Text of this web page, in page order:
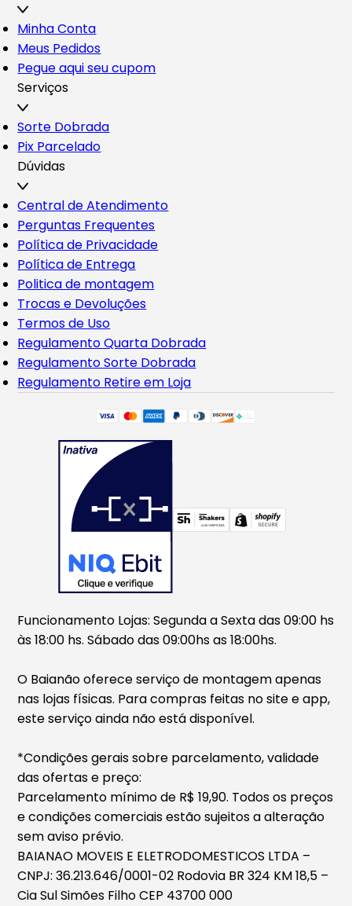
Minha Conta
Meus Pedidos
Pegue aqui seu cupom
Serviços
Sorte Dobrada
Pix Parcelado
Dúvidas
Central de Atendimento
Perguntas Frequentes
Política de Privacidade
Política de Entrega
Politica de montagem
Trocas e Devoluções
Termos de Uso
Regulamento Quarta Dobrada
Regulamento Sorte Dobrada
Regulamento Retire em Loja
Funcionamento Lojas: Segunda a Sexta das 09:00 hs
às 18:00 hs. Sábado das 09:00hs as 18:00hs.
O Baianão oferece serviço de montagem apenas
nas lojas físicas. Para compras feitas no site e app,
este serviço ainda não está disponível.
*Condições gerais sobre parcelamento, validade
das ofertas e preço:
Parcelamento mínimo de R$ 19,90. Todos os preços
e condições comerciais estão sujeitos a alteração
sem aviso prévio.
BAIANAO MOVEIS E ELETRODOMESTICOS LTDA –
CNPJ: 36.213.646/0001-02 Rodovia BR 324 KM 18,5 –
Cia Sul Simões Filho CEP 43700 000